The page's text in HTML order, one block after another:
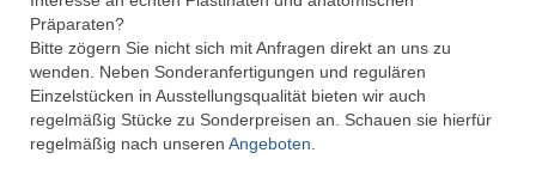
Präparaten?
Bitte zögern Sie nicht sich mit Anfragen direkt an uns zu
wenden. Neben Sonderanfertigungen und regulären
Einzelstücken in Ausstellungsqualität bieten wir auch
regelmäßig Stücke zu Sonderpreisen an. Schauen sie hierfür
regelmäßig nach unseren Angeboten